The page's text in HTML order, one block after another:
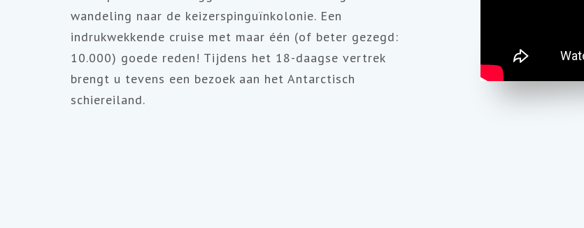
wandeling naar de keizerspinguïnkolonie. Een
indrukwekkende cruise met maar één (of beter gezegd:
10.000) goede reden! Tijdens het 18-daagse vertrek
brengt u tevens een bezoek aan het Antarctisch
schiereiland.